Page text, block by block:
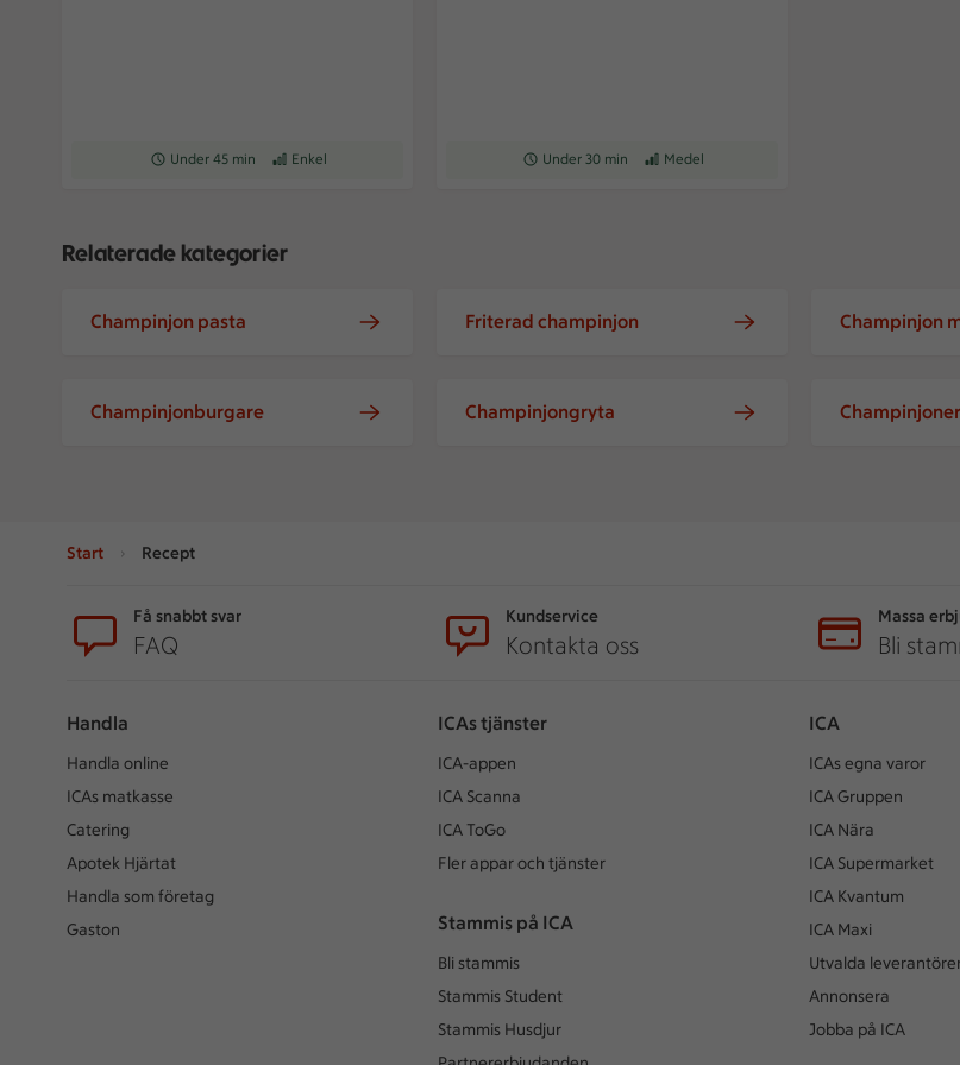
Receptet tar Under 45 min att tillaga
Under 45 min Receptet har Enkel svårighetsgrad
Enkel Receptet tar Under 30 min att tillaga
Under 30 min Receptet har Medel svårighetsgrad
Medel
Relaterade kategorier
Champinjon pasta Friterad champinjon Champinjon
Champinjonburgare Champinjongryta
Start Recept
Få snabbt svar
FAQ
Kundservice
Kontakta oss
Massa
Bli
Handla
Handla online
ICAs matkasse
Catering
Apotek Hjärtat
Handla som företag
Gaston
ICAs tjänster
ICA-appen
ICA Scanna
ICA ToGo
Fler appar och tjänster
Stammis på ICA
Bli stammis
Stammis Student
Stammis Husdjur
ICA
ICAs egna varor
ICA Gruppen
ICA Nära
ICA Supermarket
ICA Kvantum
ICA Maxi
Utvalda
Annonsera
Jobba på ICA